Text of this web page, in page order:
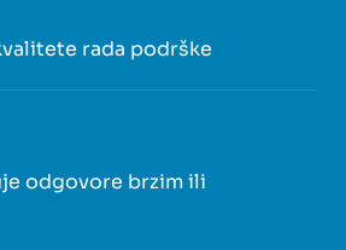
rada podrške
odgovore brzim ili